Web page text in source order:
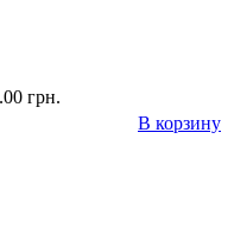
грн.
В корзину